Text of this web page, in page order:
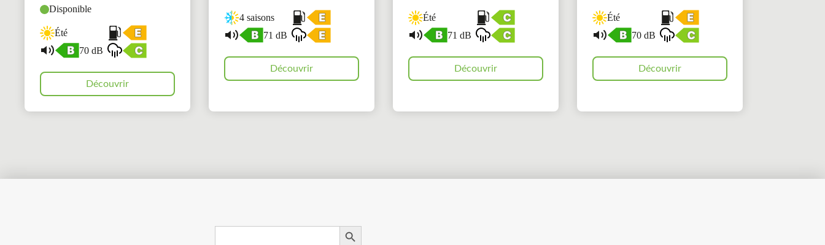
Disponible
Été
70 dB
Découvrir
4 saisons
71 dB
Découvrir
Été
71 dB
Découvrir
Été
70 dB
Découvrir
Search
Search Button